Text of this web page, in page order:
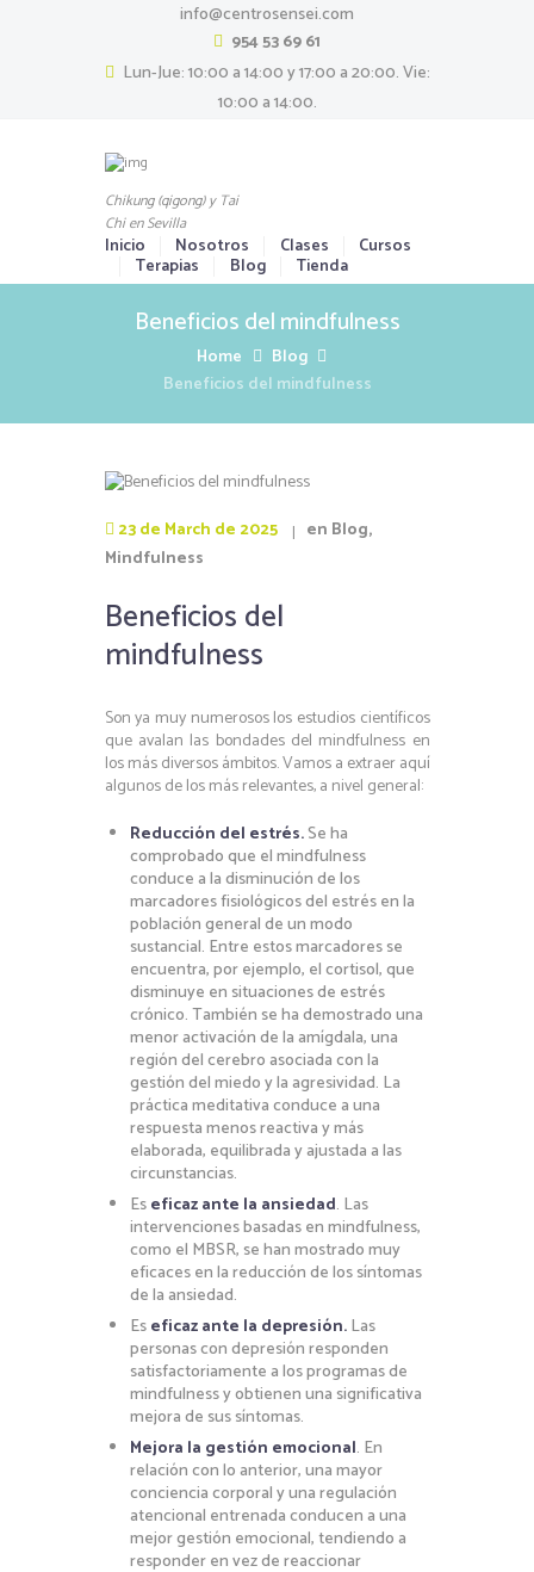
info@centrosensei.com
954 53 69 61
Lun-Jue: 10:00 a 14:00 y 17:00 a 20:00. Vie:
10:00 a 14:00.
Chikung (qigong) y Tai
Chi en Sevilla
Inicio Nosotros Clases Cursos
Terapias Blog Tienda
Beneficios del mindfulness
Home
Blog
Beneficios del mindfulness
23 de March de 2025 en Blog,
Mindfulness
Beneficios del
mindfulness
Son ya muy numerosos los estudios científicos
que avalan las bondades del mindfulness en
los más diversos ámbitos. Vamos a extraer aquí
algunos de los más relevantes, a nivel general:
Reducción del estrés.Se ha
comprobado que el mindfulness
conduce a la disminución de los
marcadores fisiológicos del estrés en la
población general de un modo
sustancial. Entre estos marcadores se
encuentra, por ejemplo, el cortisol, que
disminuye en situaciones de estrés
crónico. También se ha demostrado una
menor activación de la amígdala, una
región del cerebro asociada con la
gestión del miedo y la agresividad. La
práctica meditativa conduce a una
respuesta menos reactiva y más
elaborada, equilibrada y ajustada a las
circunstancias.
Eseficaz ante la ansiedad. Las
intervenciones basadas en mindfulness,
como el MBSR, se han mostrado muy
eficaces en la reducción de los síntomas
de la ansiedad.
Eseficaz ante la depresión.Las
personas con depresión responden
satisfactoriamente a los programas de
mindfulness y obtienen una significativa
mejora de sus síntomas.
Mejora la gestión emocional. En
relación con lo anterior, una mayor
conciencia corporal y una regulación
atencional entrenada conducen a una
mejor gestión emocional, tendiendo a
responder en vez de reaccionar